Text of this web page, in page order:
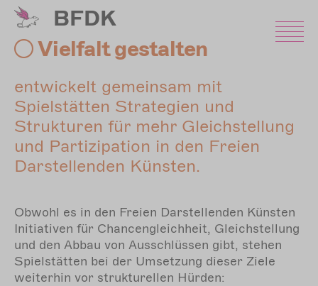
Direkt
zum
Inhalt
BFDK
Vielfalt gestalten
entwickelt gemeinsam mit
Spielstätten Strategien und
Strukturen für mehr Gleichstellung
und Partizipation in den Freien
Darstellenden Künsten.
Obwohl es in den Freien Darstellenden Künsten
Initiativen für Chancengleichheit, Gleichstellung
und den Abbau von Ausschlüssen gibt, stehen
Spielstätten bei der Umsetzung dieser Ziele
weiterhin vor strukturellen Hürden: